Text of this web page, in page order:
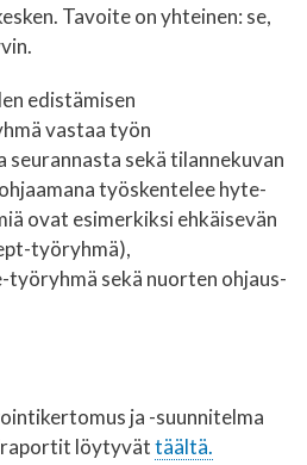
Tavoite on yhteinen: se,
edistämisen
vastaa työn
sekä tilannekuvan
työskentelee hyte-
ovat esimerkiksi ehkäisevän
työryhmä),
sekä nuorten ohjaus-
ja -suunnitelma
löytyvättäältä.